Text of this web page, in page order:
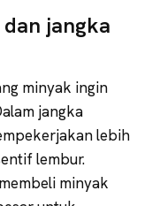
jangka
minyak ingin
jangka
lebih
lembur.
minyak